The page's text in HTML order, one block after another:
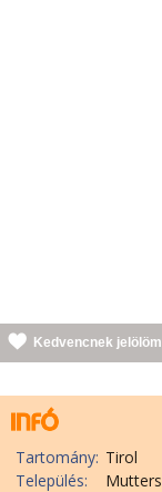
Kedvencnek jelölöm
Tartomány: Tirol
Település:
Mutters